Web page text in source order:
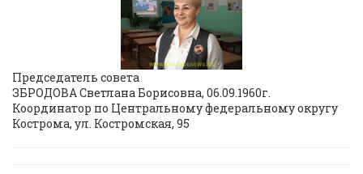
Председатель совета
ЗБРОДОВА Светлана Борисовна, 06.09.1960г.
Координатор по Центральному федеральному округу
Кострома, ул. Костромская, 95